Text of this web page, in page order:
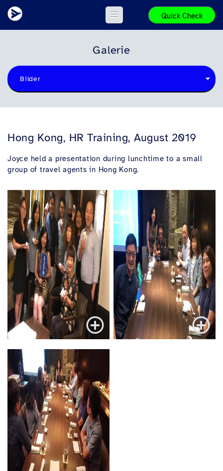
Quick Check
Galerie
Bilder
Hong Kong, HR Training, August 2019
Joyce held a presentation during lunchtime to a small
group of travel agents in Hong Kong.